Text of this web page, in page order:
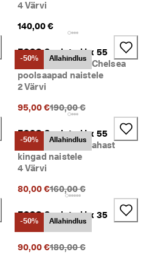
4 Värvi
140,00 €
-50% Allahindlus
ECCO Sculpted Lx 55
Nahast kontsaga Chelsea
poolsaapad naistele
2 Värvi
95,00 €Eelnev hind {{price}}:
190,00 €
-50% Allahindlus
ECCO Sculpted Lx 55
Plokk-kontsaga nahast
kingad naistele
4 Värvi
80,00 €Eelnev hind {{price}}:
160,00 €
-50% Allahindlus
ECCO Sculpted Lx 35
2 Värvi
90,00 €Eelnev hind {{price}}:
180,00 €